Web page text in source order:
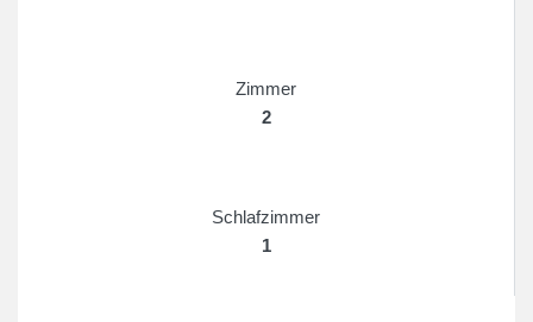
Zimmer
2
Schlafzimmer
1